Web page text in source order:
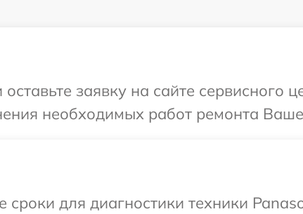
заявку на сайте сервисного
необходимых работ ремонта
для диагностики техники